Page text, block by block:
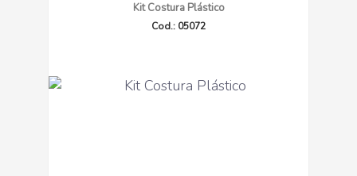
Kit Costura Plástico
Cod.: 05072